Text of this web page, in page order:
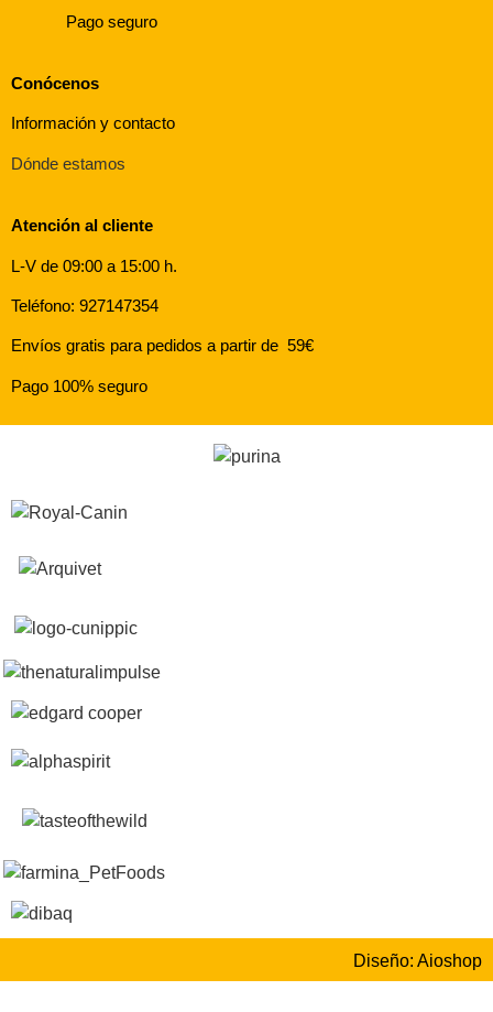
Pago seguro
Conócenos
Información y contacto
Dónde estamos
Atención al cliente
L-V de 09:00 a 15:00 h.
Teléfono: 927147354
Envíos gratis para pedidos a partir de 59€
Pago 100% seguro
Diseño: Aioshop